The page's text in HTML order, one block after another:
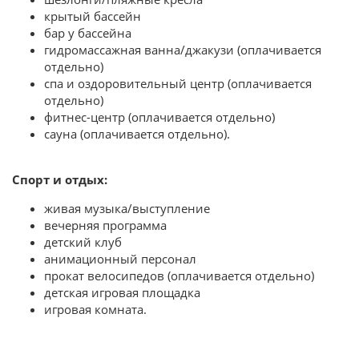
крытый бассейн
бар у бассейна
гидромассажная ванна/джакузи (оплачивается
отдельно)
спа и оздоровительный центр (оплачивается
отдельно)
фитнес-центр (оплачивается отдельно)
сауна (оплачивается отдельно).
Спорт и отдых:
живая музыка/выступление
вечерняя программа
детский клуб
анимационный персонал
прокат велосипедов (оплачивается отдельно)
детская игровая площадка
игровая комната.